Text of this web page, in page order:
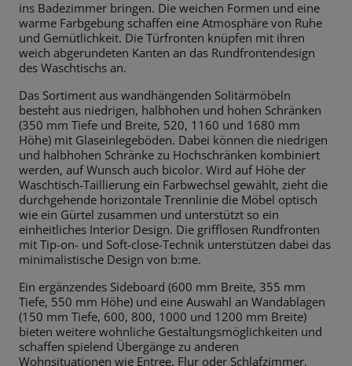
ins Badezimmer bringen. Die weichen Formen und eine
warme Farbgebung schaffen eine Atmosphäre von Ruhe
und Gemütlichkeit. Die Türfronten knüpfen mit ihren
weich abgerundeten Kanten an das Rundfrontendesign
des Waschtischs an.
Das Sortiment aus wandhängenden Solitärmöbeln
besteht aus niedrigen, halbhohen und hohen Schränken
(350 mm Tiefe und Breite, 520, 1160 und 1680 mm
Höhe) mit Glaseinlegeböden. Dabei können die niedrigen
und halbhohen Schränke zu Hochschränken kombiniert
werden, auf Wunsch auch bicolor. Wird auf Höhe der
Waschtisch-Taillierung ein Farbwechsel gewählt, zieht die
durchgehende horizontale Trennlinie die Möbel optisch
wie ein Gürtel zusammen und unterstützt so ein
einheitliches Interior Design. Die grifflosen Rundfronten
mit Tip-on- und Soft-close-Technik unterstützen dabei das
minimalistische Design von b:me.
Ein ergänzendes Sideboard (600 mm Breite, 355 mm
Tiefe, 550 mm Höhe) und eine Auswahl an Wandablagen
(150 mm Tiefe, 600, 800, 1000 und 1200 mm Breite)
bieten weitere wohnliche Gestaltungsmöglichkeiten und
schaffen spielend Übergänge zu anderen
Wohnsituationen wie Entree, Flur oder Schlafzimmer.